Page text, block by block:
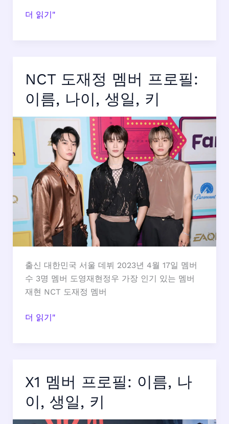
ALPHA
버
프
필:
본
명,
나
이
등
상
세
정
보
더 읽기"
NCT 도재정 멤버 프로필:
이름, 나이, 생일, 키
출신 대한민국 서울 데뷔 2023년 4월 17일 멤버
수 3명 멤버 도영재현정우 가장 인기 있는 멤버
재현 NCT 도재정 멤버
NCT
버
프
더 읽기"
X1 멤버 프로필: 이름, 나
이, 생일, 키